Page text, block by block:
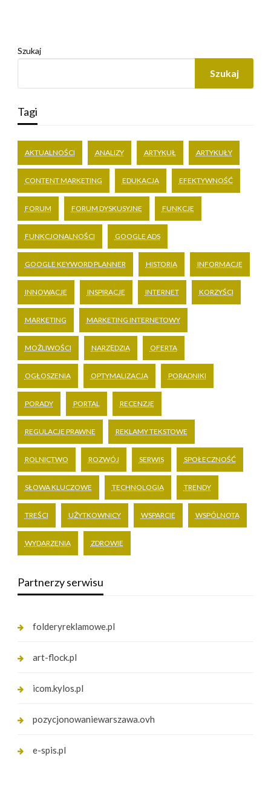
Szukaj
Szukaj
Tagi
AKTUALNOŚCI ANALIZY ARTYKUŁ ARTYKUŁY
CONTENT MARKETING EDUKACJA EFEKTYWNOŚĆ
FORUM FORUM DYSKUSYJNE FUNKCJE
FUNKCJONALNOŚCI GOOGLE ADS
GOOGLE KEYWORD PLANNER HISTORIA INFORMACJE
INNOWACJE INSPIRACJE INTERNET KORZYŚCI
MARKETING MARKETING INTERNETOWY
MOŻLIWOŚCI NARZĘDZIA OFERTA
OGŁOSZENIA OPTYMALIZACJA PORADNIKI
PORADY PORTAL RECENZJE
REGULACJE PRAWNE REKLAMY TEKSTOWE
ROLNICTWO ROZWÓJ SERWIS SPOŁECZNOŚĆ
SŁOWA KLUCZOWE TECHNOLOGIA TRENDY
TREŚCI UŻYTKOWNICY WSPARCIE WSPÓLNOTA
WYDARZENIA ZDROWIE
Partnerzy serwisu
folderyreklamowe.pl
art-flock.pl
icom.kylos.pl
pozycjonowaniewarszawa.ovh
e-spis.pl